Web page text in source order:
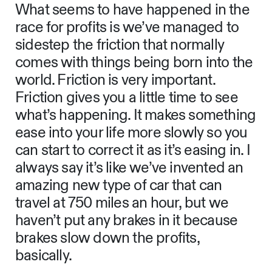
What seems to have happened in the
race for profits is we’ve managed to
sidestep the friction that normally
comes with things being born into the
world. Friction is very important.
Friction gives you a little time to see
what’s happening. It makes something
ease into your life more slowly so you
can start to correct it as it’s easing in. I
always say it’s like we’ve invented an
amazing new type of car that can
travel at 750 miles an hour, but we
haven’t put any brakes in it because
brakes slow down the profits,
basically.